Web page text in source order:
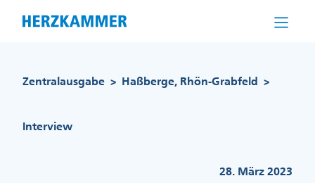
Zentralausgabe > Haßberge, Rhön-Grabfeld >
Interview
28. März 2023